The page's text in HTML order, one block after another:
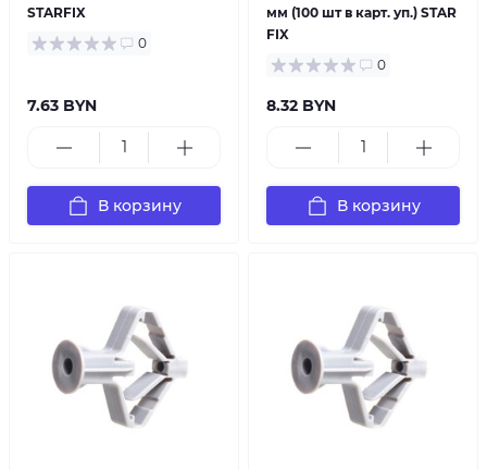
STARFIX
0
7.63 BYN
В корзину
мм (100 шт в карт. уп.) STAR
FIX
0
8.32 BYN
В корзину